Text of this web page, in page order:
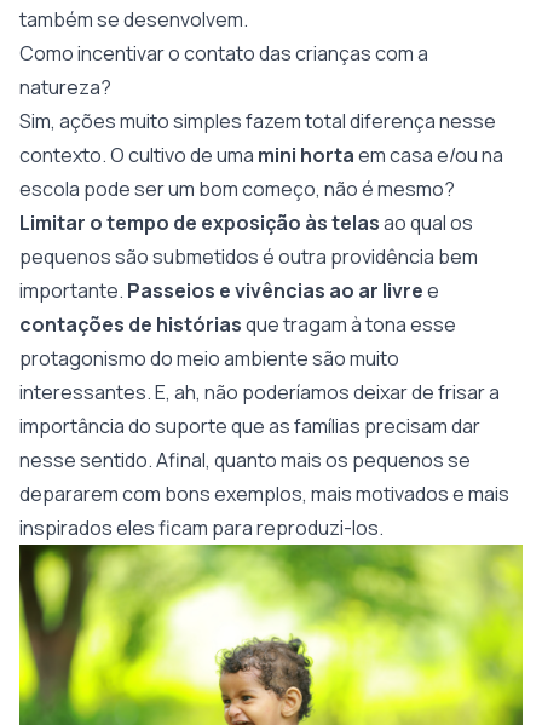
também se desenvolvem.
Como incentivar o contato das crianças com a
natureza?
Sim, ações muito simples fazem total diferença nesse
contexto. O cultivo de uma mini hortaem casa e/ou na
escola pode ser um bom começo, não é mesmo?
Limitar otempo de exposição àstelasao qual os
pequenos são submetidos é outra providência bem
importante. Passeios evivências ao ar livree
contações de históriasque tragam à tona esse
protagonismo do meio ambiente são muito
interessantes. E, ah, não poderíamos deixar de frisar a
importância do suporte que as famílias precisam dar
nesse sentido. Afinal, quanto mais os pequenos se
depararem com bons exemplos, mais motivados e mais
inspirados eles ficam para reproduzi-los.